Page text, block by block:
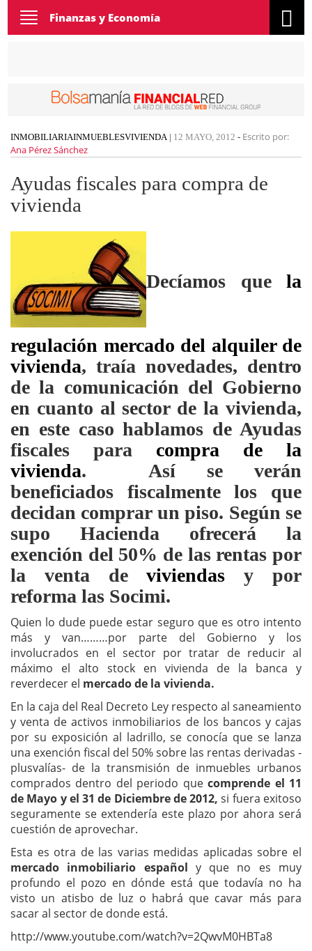
Toggle
navigation
Finanzas y Economía
INMOBILIARIAINMUEBLESVIVIENDA| 12 MAYO, 2012 - Escrito por:
Ana Pérez Sánchez
Ayudas fiscales para compra de
vivienda
Decíamos quela
regulación mercado del alquiler de
vivienda, traía novedades, dentro
de la comunicación del Gobierno
en cuanto al sector de la vivienda,
en este caso hablamos de Ayudas
fiscales para compra de la
vivienda. Así se verán
beneficiados fiscalmente los que
decidan comprar un piso. Según se
supo Hacienda ofrecerá la
exención del 50% de las rentas por
la venta deviviendas y por
reforma las Socimi.
Quien lo dude puede estar seguro que es otro intento
más y van………por parte del Gobierno y los
involucrados en el sector por tratar de reducir al
máximo el alto stock en vivienda de la banca y
reverdecer el mercado de la vivienda.
En la caja del Real Decreto Ley respecto al saneamiento
y venta de activos inmobiliarios de los bancos y cajas
por su exposición al ladrillo, se conocía que se lanza
una exención fiscal del 50% sobre las rentas derivadas -
plusvalías- de la transmisión de inmuebles urbanos
comprados dentro del periodo quecomprende el 11
de Mayo y el 31 de Diciembre de 2012, si fuera exitoso
seguramente se extendería este plazo por ahora será
cuestión de aprovechar.
Esta es otra de las varias medidas aplicadas sobre el
mercado inmobiliario español y que no es muy
profundo el pozo en dónde está que todavía no ha
visto un atisbo de luz o habrá que cavar más para
sacar al sector de donde está.
http://www.youtube.com/watch?v=2QwvM0HBTa8